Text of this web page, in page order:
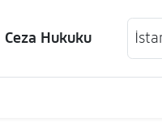
Ceza Hukuku